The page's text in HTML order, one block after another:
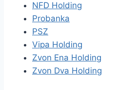
NFD Holding
Probanka
PSZ
Vipa Holding
Zvon Ena Holding
Zvon Dva Holding